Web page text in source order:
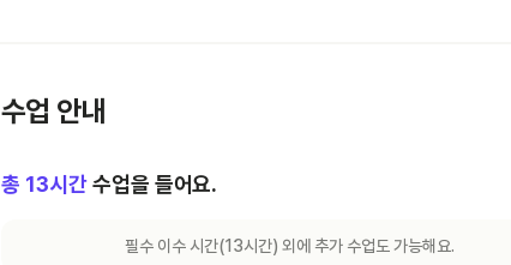
수업 안내
총 13시간 수업을 들어요.
필수 이수 시간(13시간) 외에 추가 수업도 가능해요.